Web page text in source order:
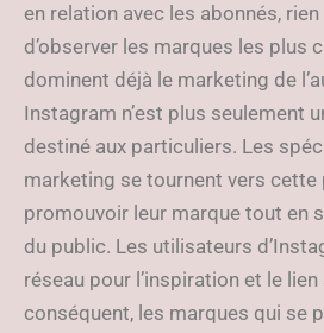
en relation avec les abonnés,
d’observer les marques les plus
dominent déjà le marketing de
Instagram n’est plus seulement
destiné aux particuliers. Les
marketing se tournent vers
promouvoir leur marque tout en
du public. Les utilisateurs
réseau pour l’inspiration et le
conséquent, les marques qui se